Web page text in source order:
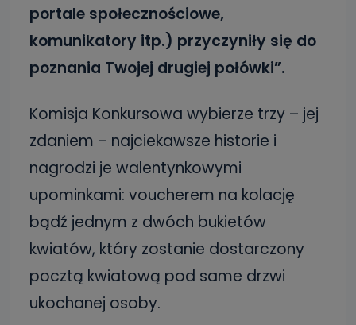
portale społecznościowe,
komunikatory itp.) przyczyniły się do
poznania Twojej drugiej połówki”.
Komisja Konkursowa wybierze trzy – jej
zdaniem – najciekawsze historie i
nagrodzi je walentynkowymi
upominkami: voucherem na kolację
bądź jednym z dwóch bukietów
kwiatów, który zostanie dostarczony
pocztą kwiatową pod same drzwi
ukochanej osoby.